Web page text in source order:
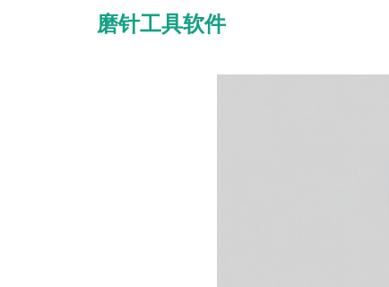
磨针工具软件